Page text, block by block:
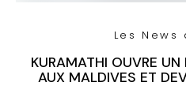
Les News
KURAMATHI OUVRE
AUX MALDIVES ET